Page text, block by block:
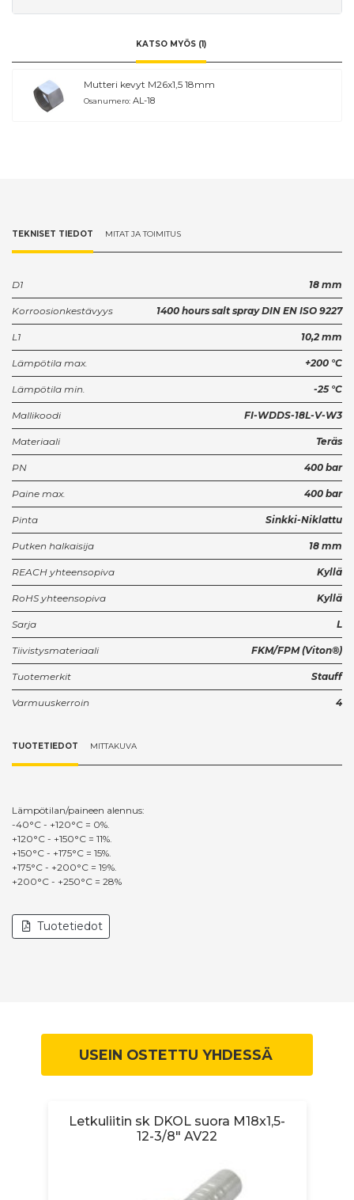
KATSO MYÖS (1)
Mutteri kevyt M26x1,5 18mm
Osanumero: AL-18
TEKNISET TIEDOT MITAT JA TOIMITUS
D1 18 mm
Korroosionkestävyys 1400 hours salt spray DIN EN ISO 9227
L1 10,2 mm
Lämpötila max. +200 °C
Lämpötila min. -25 °C
Mallikoodi FI-WDDS-18L-V-W3
Materiaali Teräs
PN 400 bar
Paine max. 400 bar
Pinta Sinkki-Niklattu
Putken halkaisija 18 mm
REACH yhteensopiva Kyllä
RoHS yhteensopiva Kyllä
Sarja L
Tiivistysmateriaali FKM/FPM (Viton®)
Tuotemerkit Stauff
Varmuuskerroin 4
TUOTETIEDOT MITTAKUVA
Lämpötilan/paineen alennus:
-40°C - +120°C = 0%.
+120°C - +150°C = 11%.
+150°C - +175°C = 15%.
+175°C - +200°C = 19%.
+200°C - +250°C = 28%
Tuotetiedot
USEIN OSTETTU YHDESSÄ
Letkuliitin sk DKOL suora M18x1,5-
12-3/8" AV22